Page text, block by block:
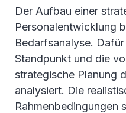
Der Aufbau einer
Personalentwicklung
Bedarfsanalyse.
Standpunkt und die
strategische Planung
analysiert. Die
Rahmenbedingungen